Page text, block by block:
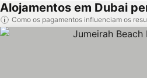
Alojamentos em Dubai
Como os pagamentos influenciam os